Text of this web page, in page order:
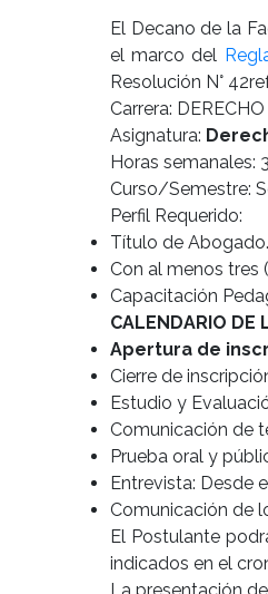
El Decano de la
el marco del
Resolución N°
Carrera: DERECHO
Asignatura:
Horas semanales:
Curso/Semestre:
Perfil Requerido:
Título de Abogado.
Con al menos tres
Capacitación
CALENDARIO DE
Apertura de
Cierre de
Estudio y
Comunicación de
Prueba oral y
Entrevista: Desde
Comunicación de
El Postulante
indicados en el
La presentación